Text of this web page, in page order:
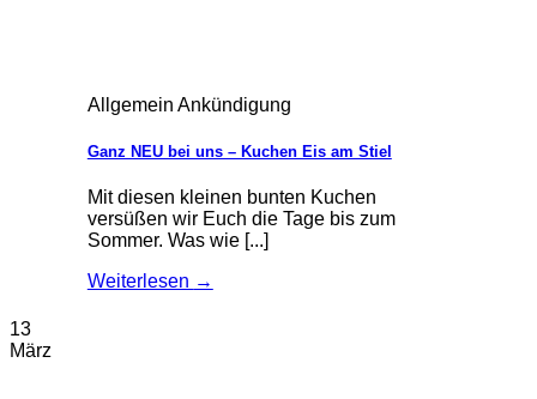
Allgemein Ankündigung
Ganz NEU bei uns – Kuchen Eis am Stiel
Mit diesen kleinen bunten Kuchen
versüßen wir Euch die Tage bis zum
Sommer. Was wie [...]
Weiterlesen →
13
März